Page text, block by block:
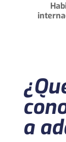
a